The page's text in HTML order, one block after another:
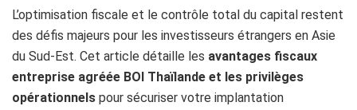
L’optimisation fiscale et le contrôle total du capital restent
des défis majeurs pour les investisseurs étrangers en Asie
du Sud-Est. Cet article détaille les avantages fiscaux
entreprise agréée BOI Thaïlande et les privilèges
opérationnels pour sécuriser votre implantation